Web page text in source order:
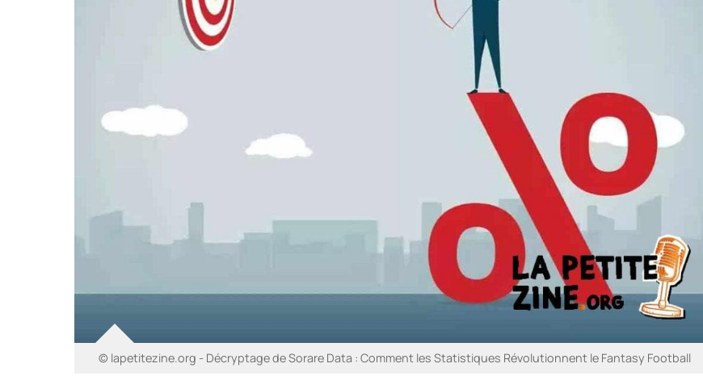
© lapetitezine.org - Décryptage de Sorare Data : Comment les Statistiques Révolutionnent le Fantasy Football